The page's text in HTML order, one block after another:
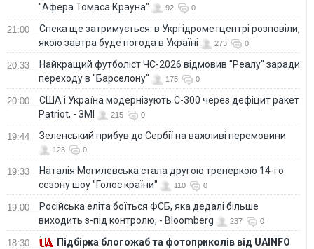
"Афера Томаса Крауна"
92 0
21:00
Спека ще затримується: в Укргідрометцентрі розповіли,
якою завтра буде погода в Україні
273 0
20:33
Найкращий футболіст ЧС-2026 відмовив "Реалу" заради
переходу в "Барселону"
175 0
20:00
США і Україна модернізують С-300 через дефіцит ракет
Patriot, - ЗМІ
215 0
19:44 Зеленський прибув до Сербії на важливі перемовини
123 0
19:33
Наталія Могилевська стала другою тренеркою 14-го
сезону шоу "Голос країни"
110 0
19:00
Російська еліта боїться ФСБ, яка дедалі більше
виходить з-під контролю, - Bloomberg
237 0
18:30
Підбірка блогожаб та фотоприколів від UAINFO